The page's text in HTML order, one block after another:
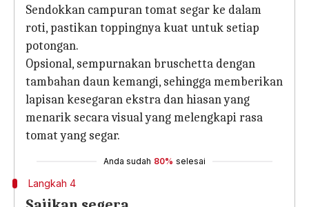
Sendokkan campuran tomat segar ke dalam
roti, pastikan toppingnya kuat untuk setiap
potongan.
Opsional, sempurnakan bruschetta dengan
tambahan daun kemangi, sehingga memberikan
lapisan kesegaran ekstra dan hiasan yang
menarik secara visual yang melengkapi rasa
tomat yang segar.
Anda sudah 80% selesai
Langkah 4